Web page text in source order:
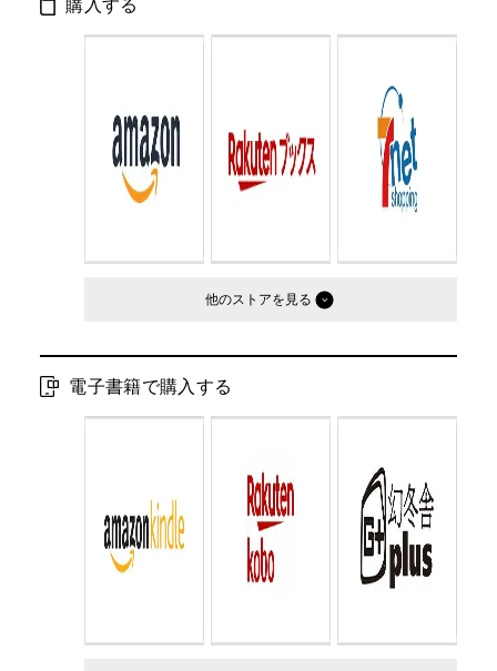
ページ数：
判型： 文庫判
他のストア
電子書籍で購入する